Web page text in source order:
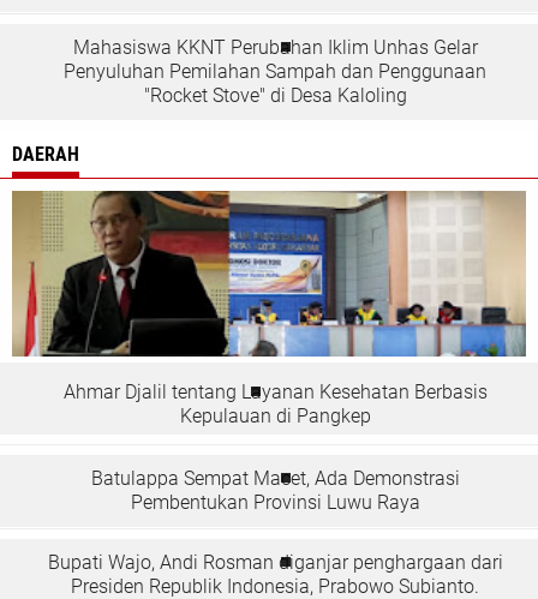
Mahasiswa KKNT Perubahan Iklim Unhas Gelar
Penyuluhan Pemilahan Sampah dan Penggunaan
"Rocket Stove" di Desa Kaloling
DAERAH
Ahmar Djalil tentang Layanan Kesehatan Berbasis
Kepulauan di Pangkep
Batulappa Sempat Macet, Ada Demonstrasi
Pembentukan Provinsi Luwu Raya
Bupati Wajo, Andi Rosman diganjar penghargaan dari
Presiden Republik Indonesia, Prabowo Subianto.